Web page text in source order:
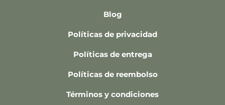
Blog
Políticas de privacidad
Políticas de entrega
Políticas de reembolso
Términos y condiciones